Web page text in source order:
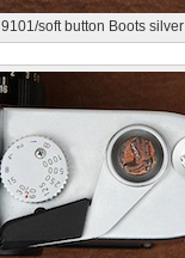
9101/soft button Boots silver